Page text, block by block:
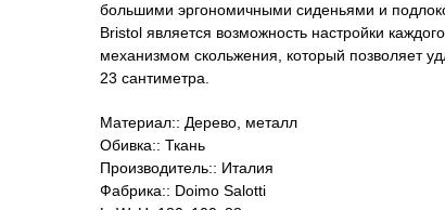
большими эргономичными сиденьями и
Bristol является возможность настройки
механизмом скольжения, который позволяет
23 сантиметра.
Материал:: Дерево, металл
Обивка:: Ткань
Производитель:: Италия
Фабрика:: Doimo Salotti